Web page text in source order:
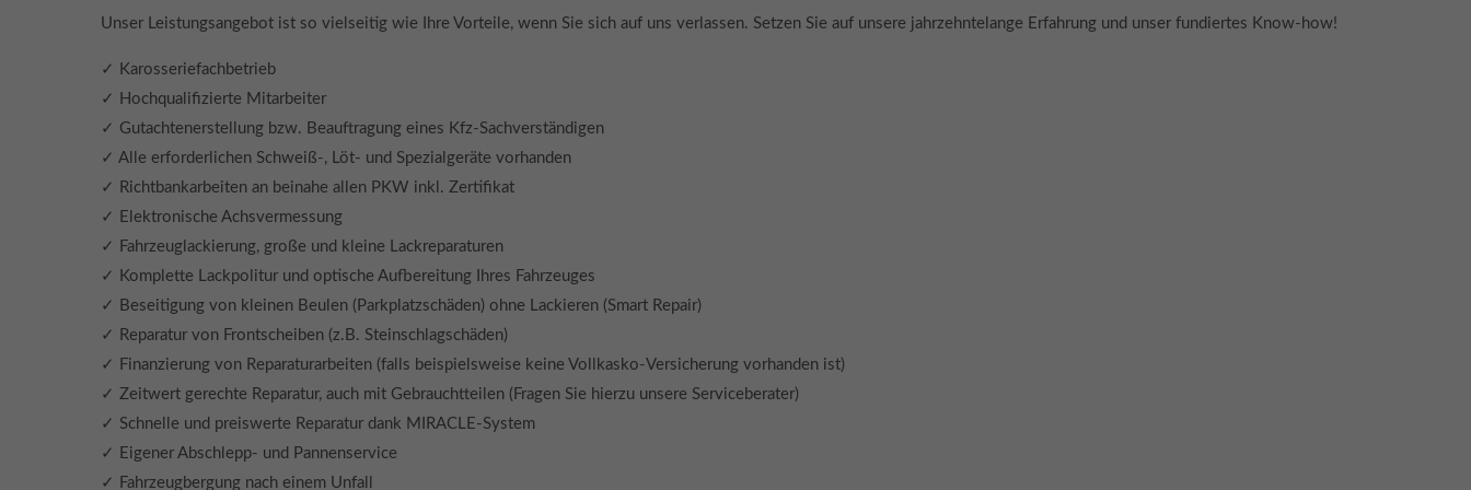
Unser Leistungsangebot ist so vielseitig wie Ihre Vorteile, wenn Sie sich auf uns verlassen. Setzen Sie auf unsere jahrzehntelange Erfahrung und unser fundiertes Know-how!
✓ Karosseriefachbetrieb
✓ Hochqualifizierte Mitarbeiter
✓ Gutachtenerstellung bzw. Beauftragung eines Kfz-Sachverständigen
✓ Alle erforderlichen Schweiß-, Löt- und Spezialgeräte vorhanden
✓ Richtbankarbeiten an beinahe allen PKW inkl. Zertifikat
✓ Elektronische Achsvermessung
✓ Fahrzeuglackierung, große und kleine Lackreparaturen
✓ Komplette Lackpolitur und optische Aufbereitung Ihres Fahrzeuges
✓ Beseitigung von kleinen Beulen (Parkplatzschäden) ohne Lackieren (Smart Repair)
✓ Reparatur von Frontscheiben (z.B. Steinschlagschäden)
✓ Finanzierung von Reparaturarbeiten (falls beispielsweise keine Vollkasko-Versicherung vorhanden ist)
✓ Zeitwert gerechte Reparatur, auch mit Gebrauchtteilen (Fragen Sie hierzu unsere Serviceberater)
✓ Schnelle und preiswerte Reparatur dank MIRACLE-System
✓ Eigener Abschlepp- und Pannenservice
✓ Fahrzeugbergung nach einem Unfall